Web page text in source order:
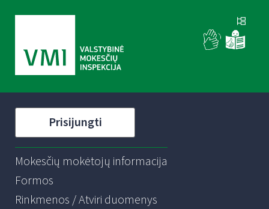
Prisijungti
Mokesčių mokėtojų informacija
Formos
Rinkmenos / Atviri duomenys